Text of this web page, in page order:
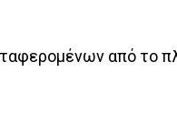
από το